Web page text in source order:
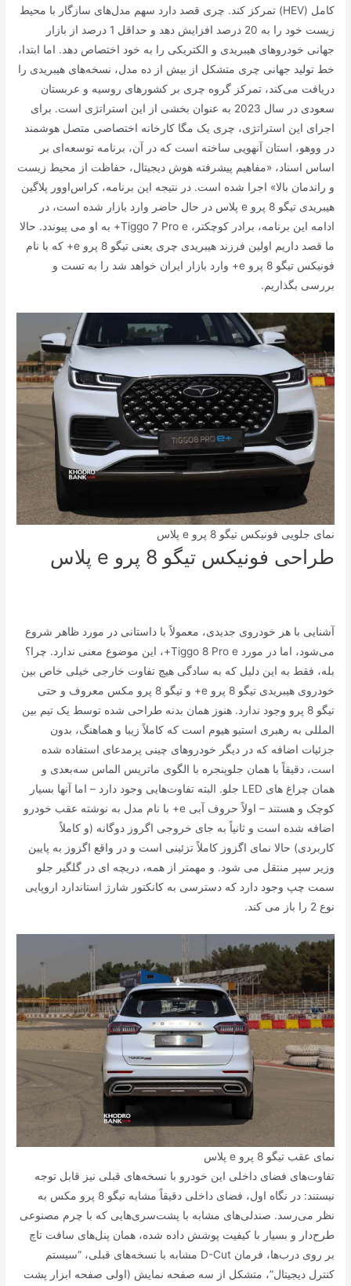
کامل (HEV) تمرکز کند. چری قصد دارد سهم مدل‌های سازگار با محیط
زیست خود را به 20 درصد افزایش دهد و حداقل 1 درصد از بازار
جهانی خودروهای هیبریدی و الکتریکی را به خود اختصاص دهد. اما ابتدا،
خط تولید جهانی چری متشکل از بیش از ده مدل، نسخه‌های هیبریدی را
دریافت می‌کند، تمرکز گروه چری بر کشورهای روسیه و عربستان
سعودی در سال 2023 به عنوان بخشی از این استراتژی است. برای
اجرای این استراتژی، چری یک مگا کارخانه اختصاصی متصل هوشمند
در ووهو، استان آنهویی ساخته است که در آن، برنامه توسعه‌ای بر
اساس اسناد، «مفاهیم پیشرفته هوش دیجیتال، حفاظت از محیط زیست
و راندمان بالا» اجرا شده است. در نتیجه این برنامه، کراس‌اوور پلاگین
هیبریدی تیگو 8 پرو e پلاس در حال حاضر وارد بازار شده است، در
ادامه این برنامه، برادر کوچکتر، Tiggo 7 Pro e+ به او می پیوندد. حالا
ما قصد داریم اولین فرزند هیبریدی چری یعنی تیگو 8 پرو e+ که با نام
فونیکس تیگو 8 پرو e+ وارد بازار ایران خواهد شد را به تست و
بررسی بگذاریم.
نمای جلویی فونیکس تیگو 8 پرو e پلاس
طراحی فونیکس تیگو 8 پرو e پلاس
آشنایی با هر خودروی جدیدی، معمولاً با داستانی در مورد ظاهر شروع
می‌شود، اما در مورد Tiggo 8 Pro e+، این موضوع معنی ندارد. چرا؟
بله، فقط به این دلیل که به سادگی هیچ تفاوت خارجی خیلی خاص بین
خودروی هیبریدی تیگو 8 پرو e+ و تیگو 8 پرو مکس معروف و حتی
تیگو 8 پرو وجود ندارد. هنوز همان بدنه طراحی شده توسط یک تیم بین
المللی به رهبری استیو هیوم است که کاملاً زیبا و هماهنگ، بدون
جزئیات اضافه که در دیگر خودروهای چینی پرمدعای استفاده شده
است، دقیقاً با همان جلوپنجره با الگوی ماتریس الماس سه‌بعدی و
همان چراغ های LED جلو. البته تفاوت‌هایی وجود دارد – اما آنها بسیار
کوچک و هستند – اولاً حروف آبی e+ با نام مدل به نوشته عقب خودرو
اضافه شده است و ثانیاً به جای خروجی اگروز دوگانه (و کاملاً
کاربردی) حالا نمای اگزوز کاملاً تزئینی است و در واقع اگزوز به پایین
وزیر سپر منتقل می شود. و مهمتر از همه، دریچه ای در گلگیر جلو
سمت چپ وجود دارد که دسترسی به کانکتور شارژ استاندارد اروپایی
نوع 2 را باز می کند.
نمای عقب تیگو 8 پرو e پلاس
تفاوت‌های فضای داخلی این خودرو با نسخه‌های قبلی نیز قابل توجه
نیستند: در نگاه اول، فضای داخلی دقیقاً مشابه تیگو 8 پرو مکس به
نظر می‌رسد. صندلی‌های مشابه با پشت‌سری‌هایی که با چرم مصنوعی
طرح‌دار و بسیار با کیفیت پوشش داده شده، همان پنل‌های سافت تاچ
بر روی درب‌ها، فرمان D-Cut مشابه با نسخه‌های قبلی، “سیستم
کنترل دیجیتال”، متشکل از سه صفحه نمایش (اولی صفحه ابزار پشت